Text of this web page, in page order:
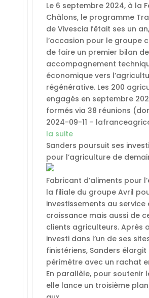
Le 6 septembre 2024, à la
Châlons, le programme
de Vivescia fêtait ses un an,
l’occasion pour le groupe
de faire un premier bilan
accompagnement
économique vers
régénérative. Les 200
engagés en septembre
formés via 38 réunions
2024-09-11 –
la suite
Sanders poursuit ses
pour l’agriculture de
Fabricant d’aliments pour
la filiale du groupe Avril
investissements au service
croissance mais aussi de
clients agriculteurs. Après
investi dans l’un de ses
finistériens, Sanders élargit
périmètre avec un rachat
En parallèle, pour soutenir
elle lance un troisième plan